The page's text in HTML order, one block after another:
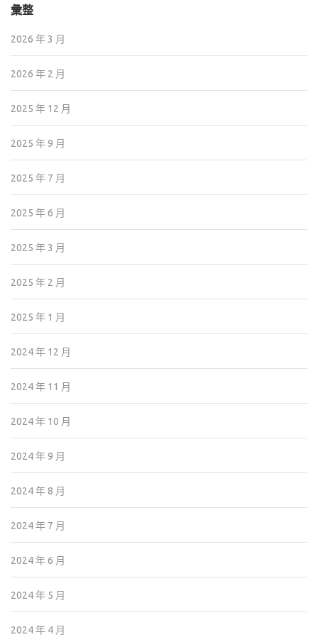
彙整
2026 年 3 月
2026 年 2 月
2025 年 12 月
2025 年 9 月
2025 年 7 月
2025 年 6 月
2025 年 3 月
2025 年 2 月
2025 年 1 月
2024 年 12 月
2024 年 11 月
2024 年 10 月
2024 年 9 月
2024 年 8 月
2024 年 7 月
2024 年 6 月
2024 年 5 月
2024 年 4 月